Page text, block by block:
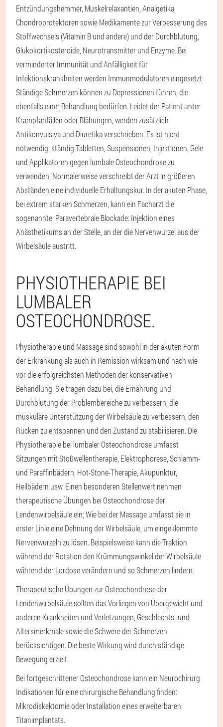
Entzündungshemmer, Muskelrelaxantien, Analgetika,
Chondroprotektoren sowie Medikamente zur Verbesserung des
Stoffwechsels (Vitamin B und andere) und der Durchblutung,
Glukokortikosteroide, Neurotransmitter und Enzyme. Bei
verminderter Immunität und Anfälligkeit für
Infektionskrankheiten werden Immunmodulatoren eingesetzt.
Ständige Schmerzen können zu Depressionen führen, die
ebenfalls einer Behandlung bedürfen. Leidet der Patient unter
Krampfanfällen oder Blähungen, werden zusätzlich
Antikonvulsiva und Diuretika verschrieben. Es ist nicht
notwendig, ständig Tabletten, Suspensionen, Injektionen, Gele
und Applikatoren gegen lumbale Osteochondrose zu
verwenden; Normalerweise verschreibt der Arzt in größeren
Abständen eine individuelle Erhaltungskur. In der akuten Phase,
bei extrem starken Schmerzen, kann ein Facharzt die
sogenannte. Paravertebrale Blockade: Injektion eines
Anästhetikums an der Stelle, an der die Nervenwurzel aus der
Wirbelsäule austritt.
PHYSIOTHERAPIE BEI
LUMBALER
OSTEOCHONDROSE.
Physiotherapie und Massage sind sowohl in der akuten Form
der Erkrankung als auch in Remission wirksam und nach wie
vor die erfolgreichsten Methoden der konservativen
Behandlung. Sie tragen dazu bei, die Ernährung und
Durchblutung der Problembereiche zu verbessern, die
muskuläre Unterstützung der Wirbelsäule zu verbessern, den
Rücken zu entspannen und den Zustand zu stabilisieren. Die
Physiotherapie bei lumbaler Osteochondrose umfasst
Sitzungen mit Stoßwellentherapie, Elektrophorese, Schlamm-
und Paraffinbädern, Hot-Stone-Therapie, Akupunktur,
Heilbädern usw. Einen besonderen Stellenwert nehmen
therapeutische Übungen bei Osteochondrose der
Lendenwirbelsäule ein; Wie bei der Massage umfasst sie in
erster Linie eine Dehnung der Wirbelsäule, um eingeklemmte
Nervenwurzeln zu lösen. Beispielsweise kann die Traktion
während der Rotation den Krümmungswinkel der Wirbelsäule
während der Lordose verändern und so Schmerzen lindern.
Therapeutische Übungen zur Osteochondrose der
Lendenwirbelsäule sollten das Vorliegen von Übergewicht und
anderen Krankheiten und Verletzungen, Geschlechts- und
Altersmerkmale sowie die Schwere der Schmerzen
berücksichtigen. Die beste Wirkung wird durch ständige
Bewegung erzielt.
Bei fortgeschrittener Osteochondrose kann ein Neurochirurg
Indikationen für eine chirurgische Behandlung finden:
Mikrodiskektomie oder Installation eines erweiterbaren
Titanimplantats.